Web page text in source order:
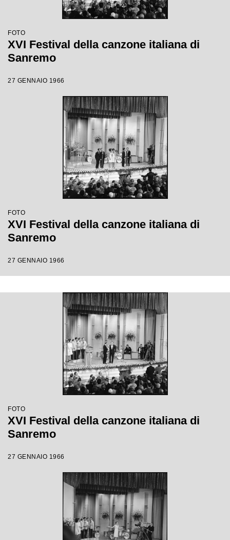
FOTO
XVI Festival della canzone italiana di
Sanremo
27 GENNAIO 1966
FOTO
XVI Festival della canzone italiana di
Sanremo
27 GENNAIO 1966
FOTO
XVI Festival della canzone italiana di
Sanremo
27 GENNAIO 1966